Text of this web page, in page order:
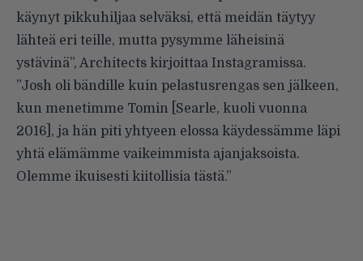
käynyt pikkuhiljaa selväksi, että meidän täytyy
lähteä eri teille, mutta pysymme läheisinä
ystävinä”, Architects kirjoittaa Instagramissa.
”Josh oli bändille kuin pelastusrengas sen jälkeen,
kun menetimme Tomin [Searle, kuoli vuonna
2016], ja hän piti yhtyeen elossa käydessämme läpi
yhtä elämämme vaikeimmista ajanjaksoista.
Olemme ikuisesti kiitollisia tästä.”